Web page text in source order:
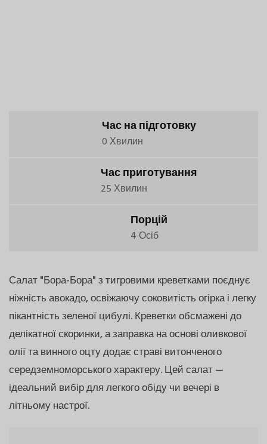
Час на підготовку
0 Хвилин
Час приготування
25 Хвилин
Порцій
4 Осіб
Салат "Бора-Бора" з тигровими креветками поєднує
ніжність авокадо, освіжаючу соковитість огірка і легку
пікантність зеленої цибулі. Креветки обсмажені до
делікатної скоринки, а заправка на основі оливкової
олії та винного оцту додає страві витонченого
середземноморського характеру. Цей салат —
ідеальний вибір для легкого обіду чи вечері в
літньому настрої.